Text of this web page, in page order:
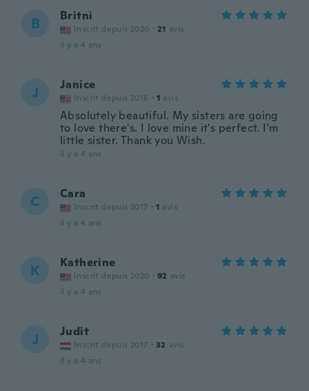
B Britni
Inscrit depuis 2020 · 21 avis
il y a 4 ans
J Janice
Inscrit depuis 2016 · 1 avis
Absolutely beautiful. My sisters are going
to love there's. I love mine it's perfect. I'm
little sister. Thank you Wish.
il y a 4 ans
C Cara
Inscrit depuis 2017 · 1 avis
il y a 4 ans
K Katherine
Inscrit depuis 2020 · 92 avis
il y a 4 ans
J Judit
Inscrit depuis 2017 · 32 avis
il y a 4 ans